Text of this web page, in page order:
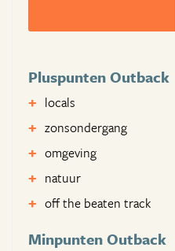
Pluspunten Outback
locals
zonsondergang
omgeving
natuur
off the beaten track
Minpunten Outback